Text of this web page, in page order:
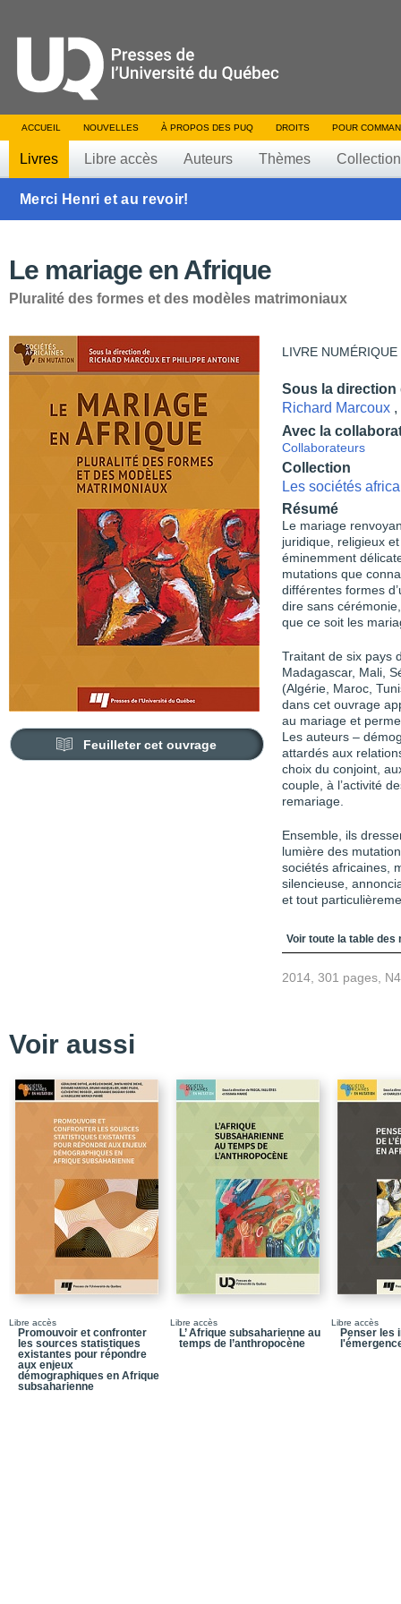
ACCUEIL NOUVELLES À PROPOS DES PUQ DROITS POUR
Livres Libre accès Auteurs Thèmes
Merci Henri et au revoir!
Le mariage en Afrique
Pluralité des formes et des modèles matrimoniaux
Feuilleter cet ouvrage
LIVRE NUMÉRIQUE
Sous la direction
Richard Marcoux ,
Avec la
Collaborateurs
Collection
Les sociétés
Résumé
Le mariage
juridique, religieux
éminemment
mutations que
différentes formes
dire sans
que ce soit les
Traitant de six pays
Madagascar, Mali,
(Algérie, Maroc,
dans cet ouvrage
au mariage et
Les auteurs –
attardés aux
choix du conjoint,
couple, ­à l’activité
remariage.
Ensemble, ils
lumière des
sociétés africaines,
silencieuse,
et tout
Table des
Voir toute la table des
2014, 301 pages,
Voir aussi
Libre accès
Promouvoir et confronter
les sources statistiques
existantes pour répondre
aux enjeux
démographiques en Afrique
subsaharienne
Libre accès
L’ Afrique subsaharienne au
temps de l’anthropocène
Libre accès
Penser les